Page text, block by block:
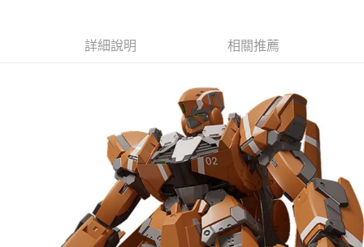
預購-7-11取貨付款(舊)
每筆NT$90，滿NT$3,000(含以上)免運費
每筆NT$120，滿NT$3,000(含以上)免運費
預購-宅配(離島)(舊)
每筆NT$160，滿NT$3,000(含以上)免運費
詳細說明 相關推薦